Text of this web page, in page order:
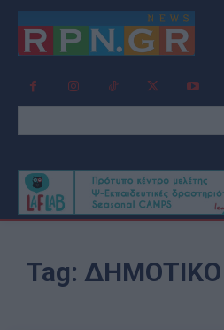
Tag: ΔΗΜΟΤΙΚΌ